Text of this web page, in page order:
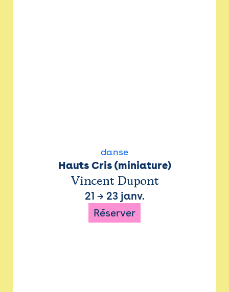
danse
Hauts Cris (miniature)
Vincent Dupont
21 → 23 janv.
Réserver